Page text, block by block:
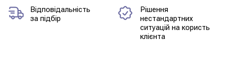
Відповідальність
за підбір
Рішення
нестандартних
ситуацій на користь
клієнта